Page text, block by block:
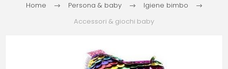
Home Persona & baby
Igiene bimbo
Accessori & giochi baby